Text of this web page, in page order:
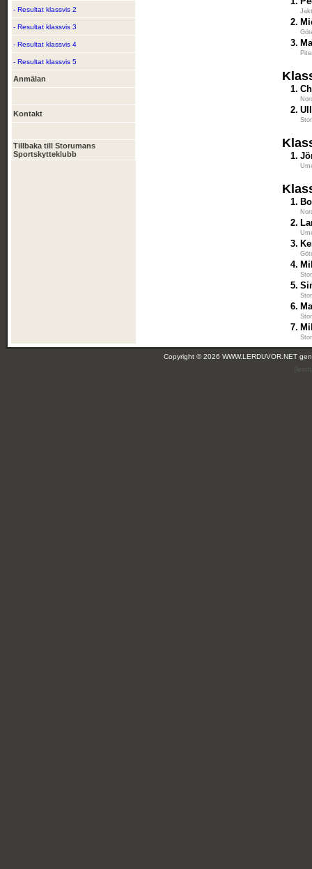
- Resultat klassvis 2
- Resultat klassvis 3
- Resultat klassvis 4
- Resultat klassvis 5
Anmälan
Kontakt
Tillbaka till Storumans
Sportskytteklubb
2.
3.
1.
2.
1.
1.
2.
3.
4.
5.
6.
7.
Copyright © 2026 WWW.LERDUVOR.NET